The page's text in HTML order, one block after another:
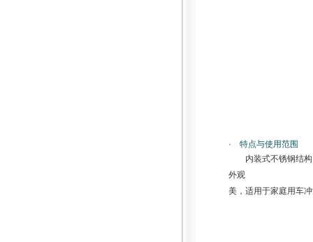
· 特点与使用范围
内装式不锈钢结
外观
美，适用于家庭用车